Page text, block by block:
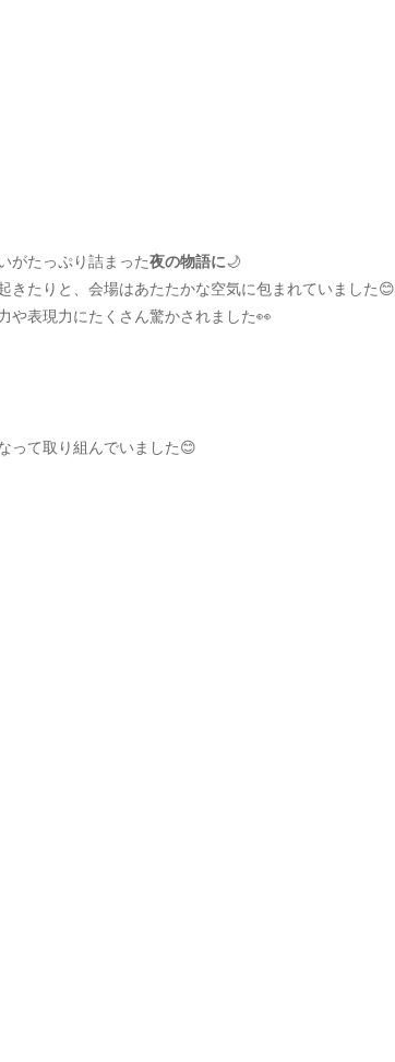
がたっぷり詰まった夜の物語に🌙
きたりと、会場はあたたかな空気に包まれていました😊
や表現力にたくさん驚かされました👀
って取り組んでいました😊